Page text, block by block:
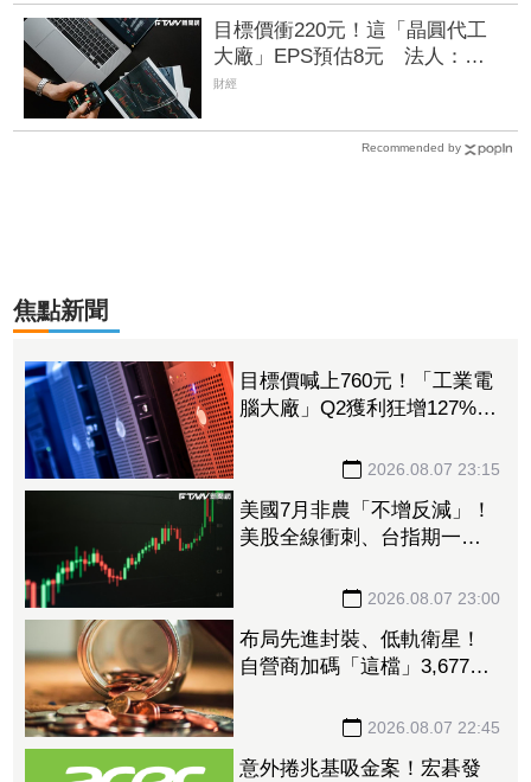
目標價衝220元！這「晶圓代工
大廠」EPS預估8元 法人：
2028年有望賺逾一個股本
財經
Recommended by
焦點新聞
目標價喊上760元！「工業電
腦大廠」Q2獲利狂增127%
2026.08.07 23:15
美國7月非農「不增反減」！
美股全線衝刺、台指期一度
2026.08.07 23:00
布局先進封裝、低軌衛星！
自營商加碼「這檔」3,677萬
2026.08.07 22:45
意外捲兆基吸金案！宏碁發